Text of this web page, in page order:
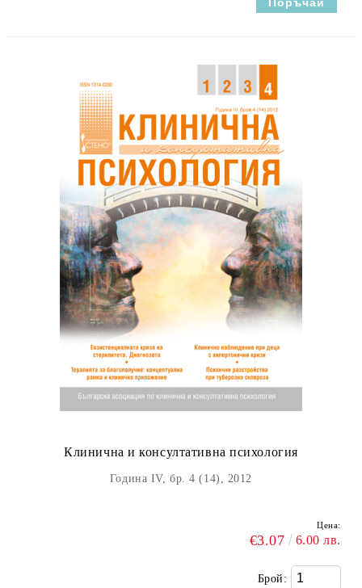
Клинична и консултативна психология
Година IV, бр. 4 (14), 2012
Цена:
€3.07 6.00 лв.
Брой: